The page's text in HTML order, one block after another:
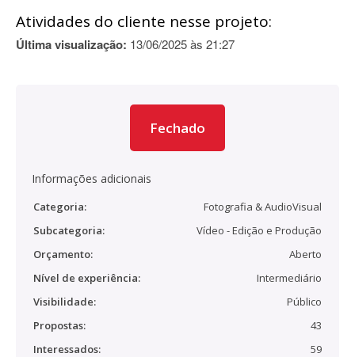
Atividades do cliente nesse projeto:
Última visualização: 13/06/2025 às 21:27
Fechado
Informações adicionais
Categoria:
Fotografia & AudioVisual
Subcategoria:
Vídeo - Edição e Produção
Orçamento:
Aberto
Nível de experiência:
Intermediário
Visibilidade:
Público
Propostas:
43
Interessados:
59